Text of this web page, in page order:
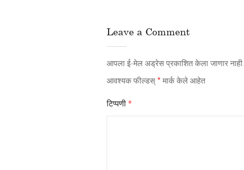
Leave a Comment
आपला ई-मेल अड्रेस प्रकाशित केला जाणार नाही.
आवश्यक फील्डस् * मार्क केले आहेत
टिप्पणी *